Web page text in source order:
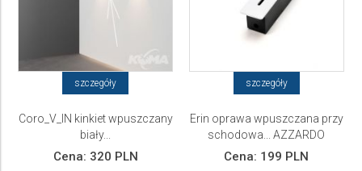
szczegóły
Coro_V_IN kinkiet wpuszczany
biały...
Cena: 320 PLN
szczegóły
Erin oprawa wpuszczana przy
schodowa... AZZARDO
Cena: 199 PLN